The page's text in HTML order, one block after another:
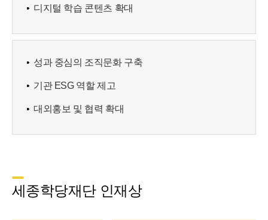
디지털 학습 콘텐츠 확대
성과 중심의 조직문화 구축
기관 ESG 역할 제고
대외홍보 및 협력 확대
세종학당재단 인재상